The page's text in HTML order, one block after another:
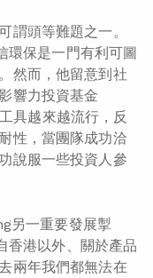
謂頭等難題之一。
環保是一門有利可圖
然而，他留意到社
響力投資基金
具越來越流行，反
性，當團隊成功洽
說服一些投資人參
另一重要發展掣
香港以外、關於產品
兩年我們都無法在